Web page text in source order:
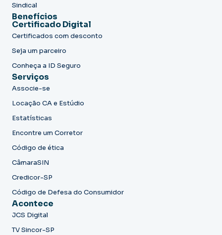
Sindical
Benefícios
Certificado Digital
Certificados com desconto
Seja um parceiro
Conheça a ID Seguro
Serviços
Associe-se
Locação CA e Estúdio
Estatísticas
Encontre um Corretor
Código de ética
CâmaraSIN
Credicor-SP
Código de Defesa do Consumidor
Acontece
JCS Digital
TV Sincor-SP